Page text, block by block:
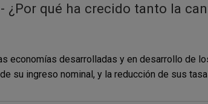
¿Por qué ha crecido tanto la
economías desarrolladas y en desarrollo de
su ingreso nominal, y la reducción de sus